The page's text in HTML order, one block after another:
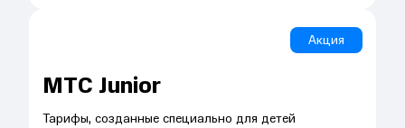
Акция
МТС Junior
Тарифы, созданные специально для детей